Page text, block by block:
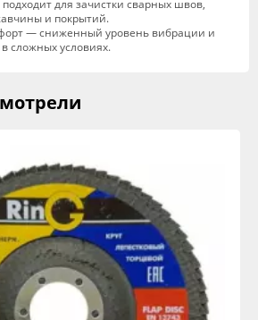
для зачистки сварных швов,
и покрытий.
— сниженный уровень вибрации и
сложных условиях.